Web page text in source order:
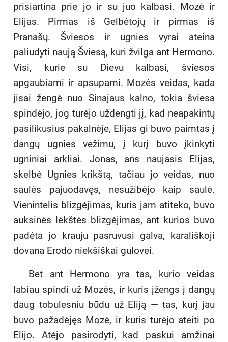
prisiartina prie jo ir su juo kalbasi. Mozė ir
Elijas. Pirmas iš Gelbėtojų ir pirmas iš
Pranašų. Šviesos ir ugnies vyrai ateina
paliudyti naują Šviesą, kuri žvilga ant Hermono.
Visi, kurie su Dievu kalbasi, šviesos
apgaubiami ir apsupami. Mozės veidas, kada
jisai žengė nuo Sinajaus kalno, tokia šviesa
spindėjo, jog turėjo uždengti jį, kad neapakintų
pasilikusius pakalnėje, Elijas gi buvo paimtas į
dangų ugnies vežimu, į kurį buvo įkinkyti
ugniniai arkliai. Jonas, ans naujasis Elijas,
skelbė Ugnies krikštą, tačiau jo veidas, nuo
saulės pajuodavęs, nesužibėjo kaip saulė.
Vienintelis blizgėjimas, kuris jam atiteko, buvo
auksinės lėkštės blizgėjimas, ant kurios buvo
padėta jo krauju pasruvusi galva, karališkoji
dovana Erodo niekšiškai gulovei.
Bet ant Hermono yra tas, kurio veidas
labiau spindi už Mozės, ir kuris įžengs į dangų
daug tobulesniu būdu už Eliją — tas, kurį jau
buvo pažadėjęs Mozė, ir kuris turėjo ateiti po
Elijo. Atėjo pasirodyti, kad paskui amžinai